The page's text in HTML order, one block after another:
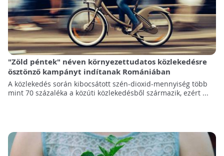
"Zöld péntek" néven környezettudatos közlekedésre
ösztönző kampányt indítanak Romániában
A közlekedés során kibocsátott szén-dioxid-mennyiség több
mint 70 százaléka a közúti közlekedésből származik, ezért ...